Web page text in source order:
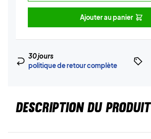
Ajouter au panier
30 jours
politique de retour complète
DESCRIPTION DU PRODUIT